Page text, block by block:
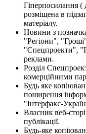
Гіперпосилання (
розміщена в
матеріалу.
Новини з
"Регіони",
"Спецпроекти",
реклами.
Розділ
комерційними
Будь яке
поширення
"Інтерфакс-
Власник веб-
публікації.
Будь-яке